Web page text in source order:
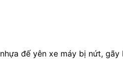
đế yên xe máy bị nứt,